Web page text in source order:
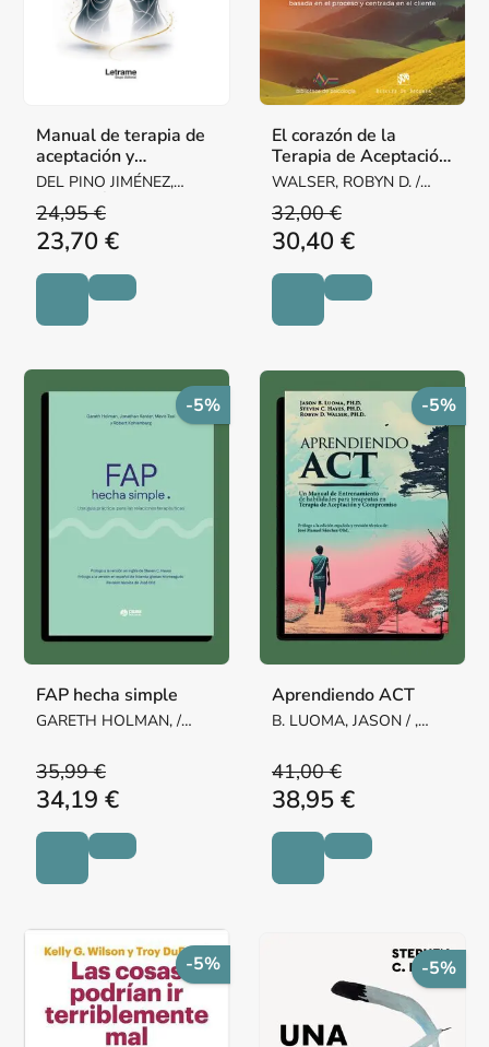
Manual de terapia de
aceptación y
compromiso para
2ª Edic
DEL PINO JIMÉNEZ,
MIGUEL ÁNGEL
24,95 €
23,70 €
El corazón de la
Terapia de Aceptación
y Compromiso.
práctica fl
WALSER, ROBYN D. /
O'CONNELL, MANUELA /
COULTER, CARLTON
32,00 €
30,40 €
-5%
FAP hecha simple
GARETH HOLMAN, /
TSAI, MAVIS /
KOHLENBERG, ROBERT
35,99 €
34,19 €
-5%
Aprendiendo ACT
B. LUOMA, JASON / ,
HAYES, STEVEN
41,00 €
38,95 €
-5% -5%